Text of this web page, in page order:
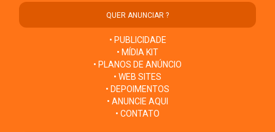
QUER ANUNCIAR ?
• PUBLICIDADE
• MÍDIA KIT
• PLANOS DE ANÚNCIO
• WEB SITES
• DEPOIMENTOS
• ANUNCIE AQUI
• CONTATO